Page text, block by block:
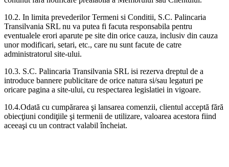
10.2. In limita prevederilor Termeni si Conditii, S.C. Palincaria
Transilvania SRL nu va putea fi facuta responsabila pentru
eventualele erori aparute pe site din orice cauza, inclusiv din cauza
unor modificari, setari, etc., care nu sunt facute de catre
administratorul site-ului.
10.3. S.C. Palincaria Transilvania SRL isi rezerva dreptul de a
introduce bannere publicitare de orice natura si/sau legaturi pe
oricare pagina a site-ului, cu respectarea legislatiei in vigoare.
10.4.Odată cu cumpărarea şi lansarea comenzii, clientul acceptă fără
obiecţiuni condiţiile şi termenii de utilizare, valoarea acestora fiind
aceeaşi cu un contract valabil încheiat.